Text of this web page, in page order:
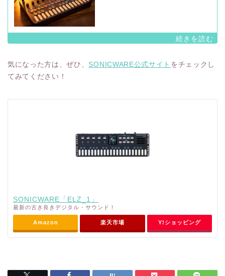
気になった方は、ぜひ、 SONICWARE公式サイト をチェックし
てみてください！
SONICWARE「ELZ_1」
最新の古き良きデジタル・サウンド！
Amazon 楽天市場 Y!ショッピング